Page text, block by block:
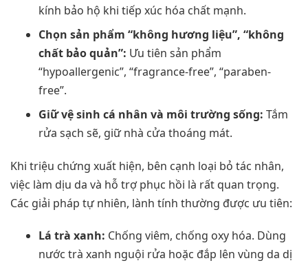
kính bảo hộ khi tiếp xúc hóa chất mạnh.
Chọn sản phẩm “không hương liệu”, “không
chất bảo quản”: Ưu tiên sản phẩm
“hypoallergenic”, “fragrance-free”, “paraben-
free”.
Giữ vệ sinh cá nhân và môi trường sống: Tắm
rửa sạch sẽ, giữ nhà cửa thoáng mát.
Khi triệu chứng xuất hiện, bên cạnh loại bỏ tác nhân,
việc làm dịu da và hỗ trợ phục hồi là rất quan trọng.
Các giải pháp tự nhiên, lành tính thường được ưu tiên:
Lá trà xanh: Chống viêm, chống oxy hóa. Dùng
nước trà xanh nguội rửa hoặc đắp lên vùng da dị